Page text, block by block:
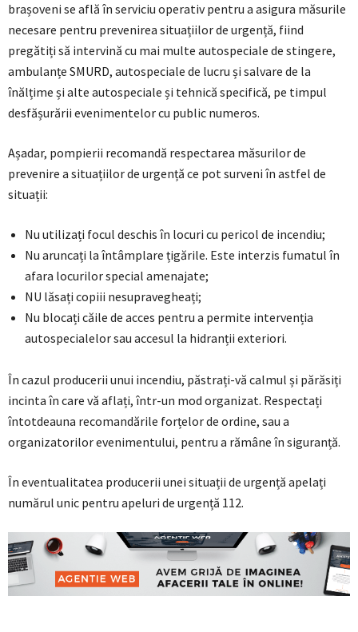
brașoveni se află în serviciu operativ pentru a asigura măsurile
necesare pentru prevenirea situațiilor de urgență, fiind
pregătiți să intervină cu mai multe autospeciale de stingere,
ambulanțe SMURD, autospeciale de lucru și salvare de la
înălțime și alte autospeciale și tehnică specifică, pe timpul
desfășurării evenimentelor cu public numeros.
Așadar, pompierii recomandă respectarea măsurilor de
prevenire a situațiilor de urgență ce pot surveni în astfel de
situații:
Nu utilizați focul deschis în locuri cu pericol de incendiu;
Nu aruncați la întâmplare țigările. Este interzis fumatul în
afara locurilor special amenajate;
NU lăsați copiii nesupravegheați;
Nu blocați căile de acces pentru a permite intervenția
autospecialelor sau accesul la hidranții exteriori.
În cazul producerii unui incendiu, păstrați-vă calmul și părăsiți
incinta în care vă aflați, într-un mod organizat. Respectați
întotdeauna recomandările forțelor de ordine, sau a
organizatorilor evenimentului, pentru a rămâne în siguranță.
În eventualitatea producerii unei situații de urgență apelați
numărul unic pentru apeluri de urgență 112.